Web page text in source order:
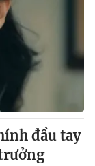
đầu tay